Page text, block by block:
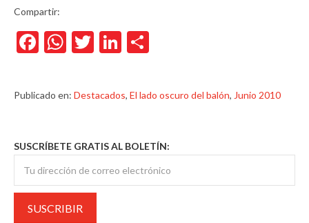
Compartir:
Facebook
WhatsApp
TwitterLinkedIn
Publicado en: Destacados, El lado oscuro del balón, Junio 2010
SUSCRÍBETE GRATIS AL BOLETÍN: